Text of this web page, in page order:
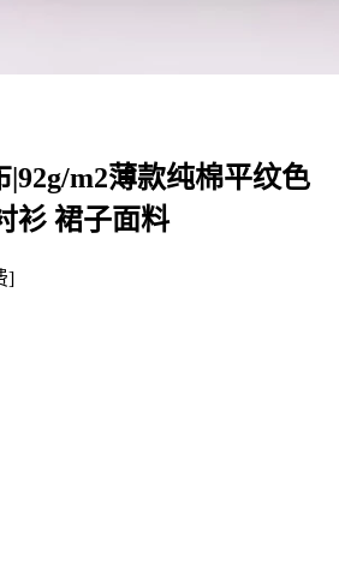
m2薄款纯棉平纹色
衫 裙子面料
]